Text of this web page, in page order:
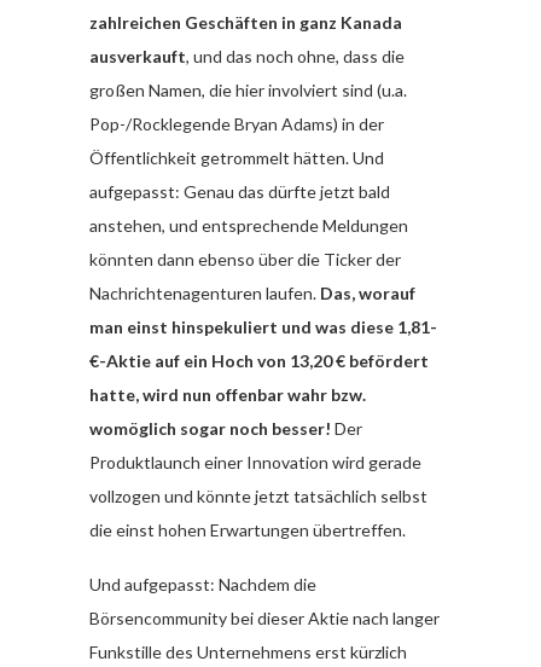
zahlreichen Geschäften in ganz Kanada
ausverkauft, und das noch ohne, dass die
großen Namen, die hier involviert sind (u.a.
Pop-/Rocklegende Bryan Adams) in der
Öffentlichkeit getrommelt hätten. Und
aufgepasst: Genau das dürfte jetzt bald
anstehen, und entsprechende Meldungen
könnten dann ebenso über die Ticker der
Nachrichtenagenturen laufen. Das, worauf
man einst hinspekuliert und was diese 1,81-
€-Aktie auf ein Hoch von 13,20 € befördert
hatte, wird nun offenbar wahr bzw.
womöglich sogar noch besser! Der
Produktlaunch einer Innovation wird gerade
vollzogen und könnte jetzt tatsächlich selbst
die einst hohen Erwartungen übertreffen.
Und aufgepasst: Nachdem die
Börsencommunity bei dieser Aktie nach langer
Funkstille des Unternehmens erst kürzlich